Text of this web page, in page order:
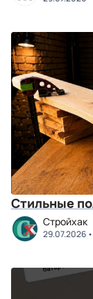
Стильные
Стройхак
29.07.2026